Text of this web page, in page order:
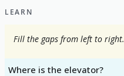
LEARN
Fill the gaps from left to right.
Where is the elevator?